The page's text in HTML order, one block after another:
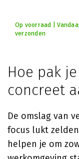
Op voorraad |
verzonden
Hoe pak
concreet
De omslag van
focus lukt
helpen je om